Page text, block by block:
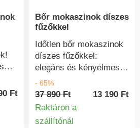
Ft
Bőr mokaszinok díszes
fűzőkkel
Időtlen bőr mokaszinok
díszes fűzőkkel:
elegáns és kényelmes,
rugalmas, puha, kiváló
minőségű bőrből
készült. Kiváló
Kivehető habszivacs
- 65%
37 890 Ft
13 190 Ft
Raktáron a
szállítónál